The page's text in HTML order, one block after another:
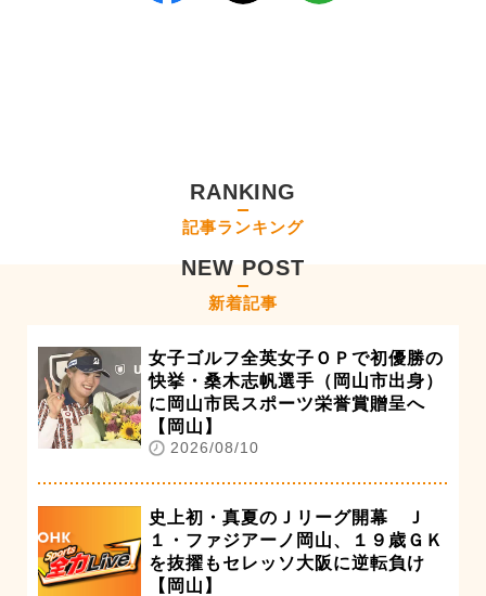
RANKING
記事ランキング
NEW POST
新着記事
女子ゴルフ全英女子ＯＰで初優勝の
快挙・桑木志帆選手（岡山市出身）
に岡山市民スポーツ栄誉賞贈呈へ
【岡山】
2026/08/10
史上初・真夏のＪリーグ開幕 Ｊ
１・ファジアーノ岡山、１９歳ＧＫ
を抜擢もセレッソ大阪に逆転負け
【岡山】